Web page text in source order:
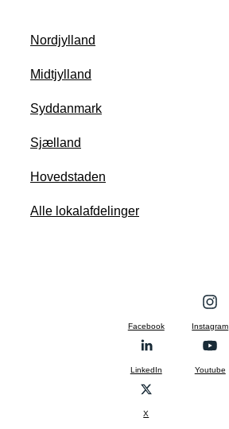
Nordjylland
Midtjylland
Syddanmark
Sjælland
Hovedstaden
Alle lokalafdelinger
Facebook Instagram
LinkedIn Youtube
X